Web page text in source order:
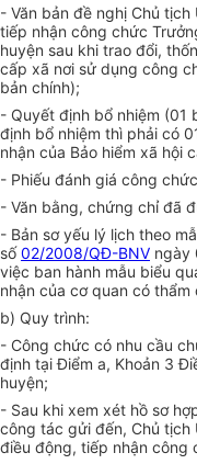
- Văn bản đề nghị Chủ
tiếp nhận công chức
huyện sau khi trao đổi,
cấp xã nơi sử dụng công
bản chính);
- Quyết định bổ nhiệm (01
định bổ nhiệm thì phải có
nhận của Bảo hiểm xã hội
- Phiếu đánh giá công
- Văn bằng, chứng chỉ đã
- Bản sơ yếu lý lịch theo
số02/2008/QĐ-BNV ngày
việc ban hành mẫu biểu
nhận của cơ quan có
b) Quy trình:
- Công chức có nhu cầu
định tại Điểm a, Khoản 3
huyện;
- Sau khi xem xét hồ sơ
công tác gửi đến, Chủ tịch
điều động, tiếp nhận công